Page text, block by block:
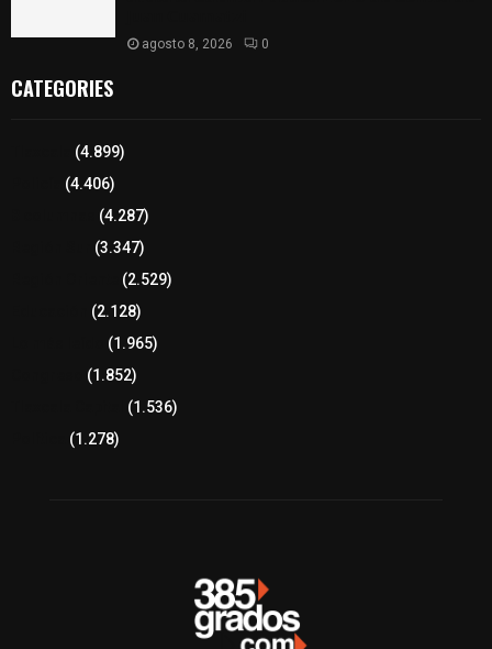
agosto 8, 2026 0
CATEGORIES
(4.899)
(4.406)
(4.287)
(3.347)
(2.529)
(2.128)
(1.965)
(1.852)
(1.536)
(1.278)